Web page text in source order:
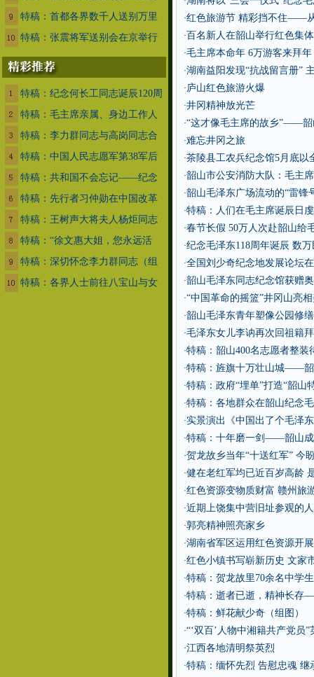
特稿：首都各界数千人送别万里
特稿：张震将军送别会在京举行
特稿：纪念何长工同志诞辰120周
特稿：毛主席亲属、身边工作人
特稿：李力群同志与高岗同志合
特稿：中国人民志愿军第38军后
特稿：共和国不会忘记——纪念
特稿：先行者习仲勋在中国改革
特稿：王树声大将夫人杨炬同志
特稿：“徐文惠大姐，您永远活
特稿：深切怀念李力群同志（组
特稿：各界人士前往八宝山与女
·红色旅游节 精彩挡不住——
·百名新人在韶山举行红色集
·毛主席本命年 6万游客来拜年
·湖南益阳发现“抗战留言册”
·庐山红色旅游火爆
·井冈精神放光芒
·“这才像毛主席的故乡”——韶
·难忘井冈之旅
·茶陵县工农兵纪念馆5月底以
·韶山市公安消防大队：毛主
·韶山毛泽东广场流动的“雷锋
·特稿：人们在毛主席诞辰日
·春节长假 50万人次赴韶山给
·纪念毛泽东118周年诞辰 数
·全国刘少奇纪念地发展论坛
·韶山毛泽东同志纪念馆获赠
·“中国革命的摇篮”井冈山亮
·韶山毛泽东青年塑像公园修
·毛泽东女儿李讷再次回祖籍
·特稿：韶山400名志愿者整装
·特稿：旌旗十万壮山城——韶
·特稿：政府“埋单”打造“韶山
·特稿：各地群众在韶山纪念
·实景演出《中国出了个毛泽
·特稿：十年磨一剑——韶山成
·贺龙故乡当年“十送红军” 今
·健在老红军均已近百岁高龄
·红色资源变物质财富 赣州旅
·近期上饶集中营旧址参观的
·郭亮精神照亮家乡
·湖南省军区运用红色资源开
·红色小镇书写崭新历史 文家
·特稿：贺龙故里70余名中学
·特稿：逝者已逝，精神长存
·特稿：鲜花献少奇（组图）
·“‘双百’人物中湘籍共产党员
·江西各地清明祭英烈
·特稿：缅怀先烈 告慰忠魂